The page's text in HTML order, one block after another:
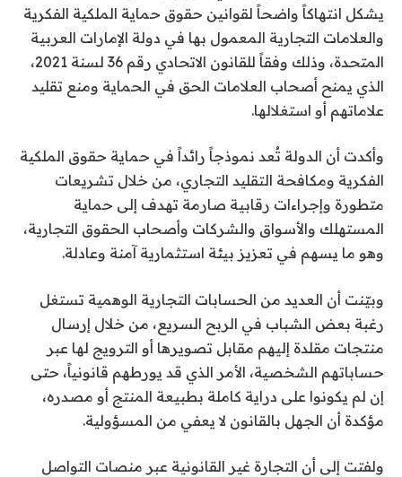
يشكل انتهاكاً واضحاً لقوانين حقوق حماية الملكية الفكرية
والعلامات التجارية المعمول بها في دولة الإمارات العربية
المتحدة، وذلك وفقاً للقانون الاتحادي رقم 36 لسنة 2021،
الذي يمنح أصحاب العلامات الحق في الحماية ومنع تقليد
علاماتهم أو استغلالها.
وأكدت أن الدولة تُعد نموذجاً رائداً في حماية حقوق الملكية
الفكرية ومكافحة التقليد التجاري، من خلال تشريعات
متطورة وإجراءات رقابية صارمة تهدف إلى حماية
المستهلك والأسواق والشركات وأصحاب الحقوق التجارية،
وهو ما يسهم في تعزيز بيئة استثمارية آمنة وعادلة.
وبيّنت أن العديد من الحسابات التجارية الوهمية تستغل
رغبة بعض الشباب في الربح السريع، من خلال إرسال
منتجات مقلدة إليهم مقابل تصويرها أو الترويج لها عبر
حساباتهم الشخصية، الأمر الذي قد يورطهم قانونياً، حتى
إن لم يكونوا على دراية كاملة بطبيعة المنتج أو مصدره،
مؤكدة أن الجهل بالقانون لا يعفي من المسؤولية.
ولفتت إلى أن التجارة غير القانونية عبر منصات التواصل